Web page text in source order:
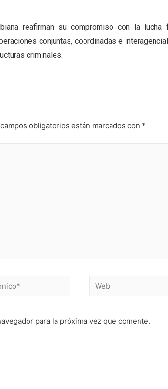
reafirman su compromiso con la lucha
conjuntas, coordinadas e
criminales.
obligatorios están marcados con *
para la próxima vez que comente.